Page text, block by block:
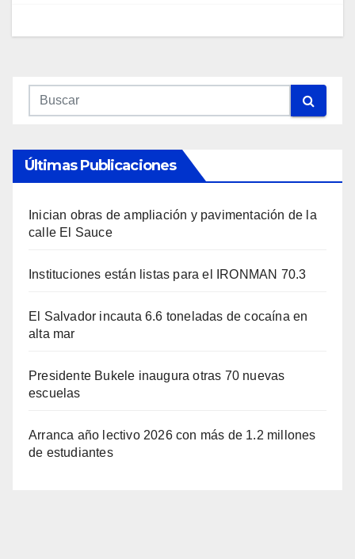
Últimas Publicaciones
Inician obras de ampliación y pavimentación de la
calle El Sauce
Instituciones están listas para el IRONMAN 70.3
El Salvador incauta 6.6 toneladas de cocaína en
alta mar
Presidente Bukele inaugura otras 70 nuevas
escuelas
Arranca año lectivo 2026 con más de 1.2 millones
de estudiantes